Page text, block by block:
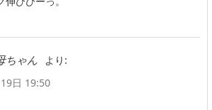
ちゃん
より:
日 19:50